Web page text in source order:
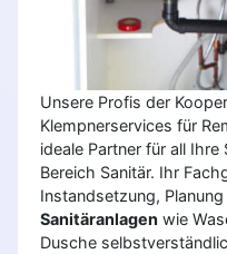
Unsere Profis der
Klempnerservices für
ideale Partner für all Ihre
Bereich Sanitär. Ihr
Instandsetzung, Planung
Sanitäranlagen wie
Dusche